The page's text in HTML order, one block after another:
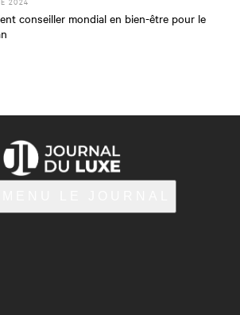
conseiller mondial en bien-être pour le